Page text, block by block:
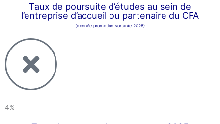
Taux de poursuite d’études au sein de
l’entreprise d’accueil ou partenaire du CFA
(donnée promotion sortante 2025)
4%